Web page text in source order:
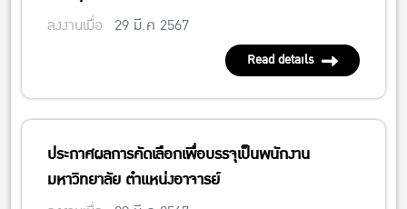
ลงงานเมื่อ 29 มี.ค 2567
Read details
ประกาศผลการคัดเลือกเพื่อบรรจุเป็นพนักงาน
มหาวิทยาลัย ตำแหน่งอาจารย์